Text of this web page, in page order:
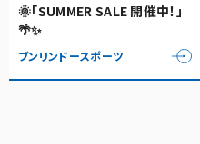
🌞「SUMMER SALE 開催中！」
🌴✨
ブンリンドースポーツ